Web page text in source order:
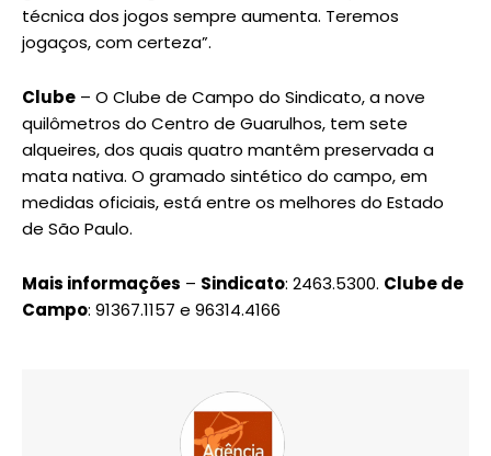
técnica dos jogos sempre aumenta. Teremos
jogaços, com certeza”.
Clube – O Clube de Campo do Sindicato, a nove
quilômetros do Centro de Guarulhos, tem sete
alqueires, dos quais quatro mantêm preservada a
mata nativa. O gramado sintético do campo, em
medidas oficiais, está entre os melhores do Estado
de São Paulo.
Mais informações – Sindicato: 2463.5300. Clube de
Campo: 91367.1157 e 96314.4166